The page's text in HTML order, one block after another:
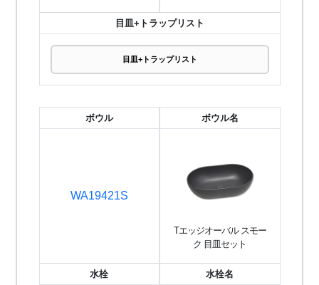
目皿+トラップリスト
目皿+トラップリスト
ボウル
WA19421S
ボウル名
Tエッジオーバル スモー
ク 目皿セット
水栓 水栓名